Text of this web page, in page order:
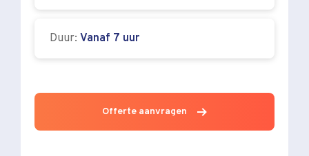
Duur: Vanaf 7 uur
Offerte aanvragen